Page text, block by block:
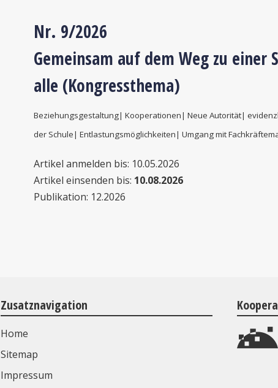
Nr. 9/2026
Gemeinsam auf dem Weg zu einer
alle (Kongressthema)
Beziehungsgestaltung| Kooperationen| Neue Autorität|
der Schule| Entlastungsmöglichkeiten| Umgang mit
Artikel anmelden bis: 10.05.2026
Artikel einsenden bis: 10.08.2026
Publikation: 12.2026
Zusatznavigation
Home
Sitemap
Impressum